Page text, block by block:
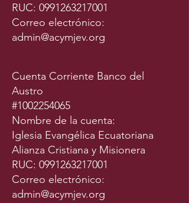
RUC: 0991263217001
Correo electrónico:
admin@acymjev.org
Cuenta Corriente Banco del
Austro
#1002254065
Nombre de la cuenta:
Iglesia Evangélica Ecuatoriana
Alianza Cristiana y Misionera
RUC: 0991263217001
Correo electrónico:
admin@acymjev.org